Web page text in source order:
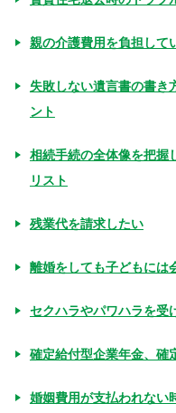
親の介護費用を負担して
失敗しない遺言書の書き
ント
相続手続の全体像を把握
リスト
残業代を請求したい
離婚をしても子どもには
セクハラやパワハラを受
確定給付型企業年金、確
婚姻費用が支払われない